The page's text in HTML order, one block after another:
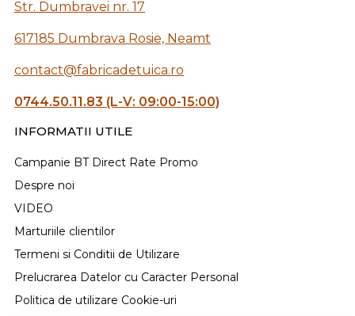
Str. Dumbravei nr. 17
617185 Dumbrava Rosie, Neamt
contact@fabricadetuica.ro
0744.50.11.83 (L-V: 09:00-15:00)
INFORMATII UTILE
Campanie BT Direct Rate Promo
Despre noi
VIDEO
Marturiile clientilor
Termeni si Conditii de Utilizare
Prelucrarea Datelor cu Caracter Personal
Politica de utilizare Cookie-uri